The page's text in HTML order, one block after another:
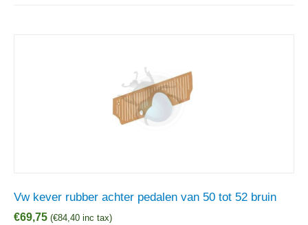
Vw kever rubber achter pedalen van 50 tot 52 bruin
€69,75 (€84,40 inc tax)